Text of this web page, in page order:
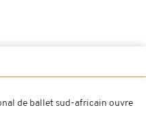
de ballet sud-africain ouvre